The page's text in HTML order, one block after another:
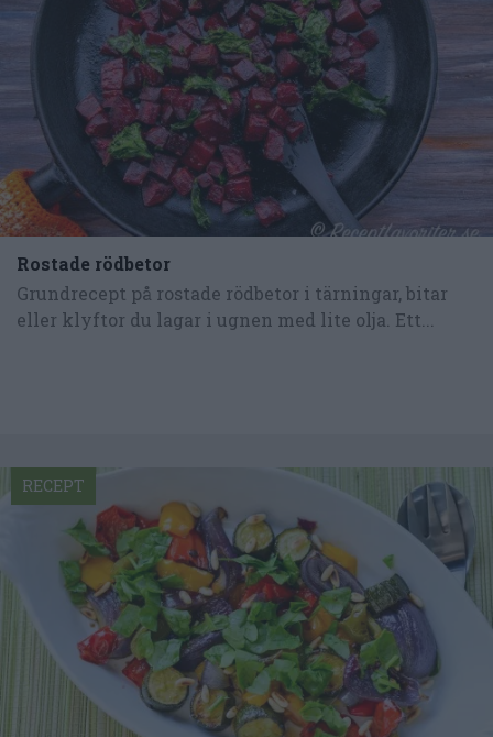
Rostade rödbetor
Grundrecept på rostade rödbetor i tärningar, bitar
eller klyftor du lagar i ugnen med lite olja. Ett...
RECEPT